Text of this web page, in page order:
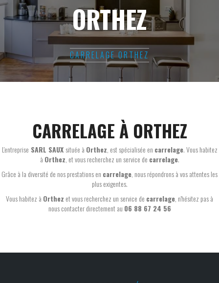
ORTHEZ
CARRELAGE ORTHEZ
CARRELAGE À ORTHEZ
L'entreprise SARL SAUX située à Orthez , est spécialisée en carrelage. Vous habitez
à Orthez , et vous recherchez un service de carrelage.
Grâce à la diversité de nos prestations en carrelage , nous répondrons à vos attentes les
plus exigentes.
Vous habitez à Orthez et vous recherchez un service de carrelage , n'hésitez pas à
nous contacter directement au 06 88 67 24 56